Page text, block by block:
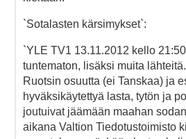
`Sotalasten kärsimykset`:
`YLE TV1 13.11.2012 kello
tuntematon, lisäksi muita
Ruotsin osuutta (ei Tanskaa) ja
hyväksikäytettyä lasta, tytön ja
joutuivat jäämään maahan
aikana Valtion Tiedotustoimisto